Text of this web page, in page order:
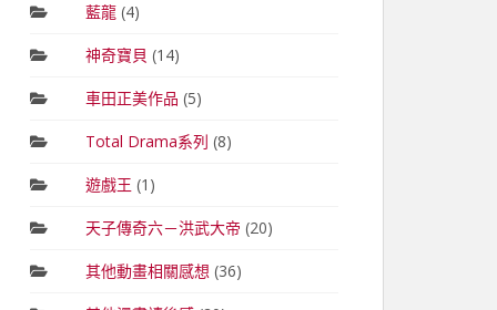
藍龍(4)
神奇寶貝 (14)
車田正美作品 (5)
Total Drama系列 (8)
遊戲王 (1)
天子傳奇六－洪武大帝 (20)
其他動畫相關感想 (36)